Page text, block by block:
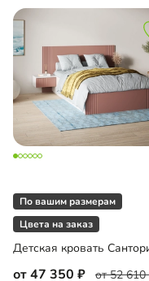
По вашим размерам
Цвета на заказ
от 47 350 от 52 610